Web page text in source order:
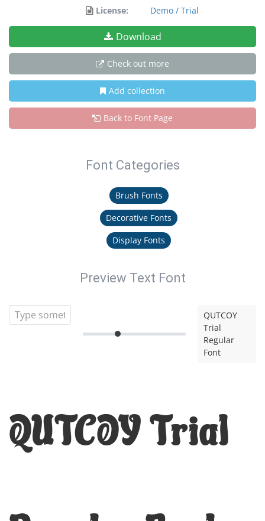
License:
Demo / Trial
Download
Check out more
Add collection
Back to Font Page
Font Categories
Brush Fonts
Decorative Fonts
Display Fonts
Preview Text Font
QUTCOY
Trial
Regular
Font
QUTCOY Trial